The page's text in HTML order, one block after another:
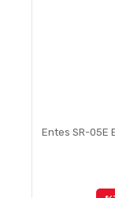
Entes SR-05E